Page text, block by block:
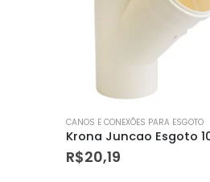
CANOS E CONEXÕES PARA ESGOTO
R$6,88